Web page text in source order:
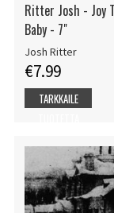
Ritter Josh - Joy
Baby - 7"
Josh Ritter
€7.99
TARKKAILE